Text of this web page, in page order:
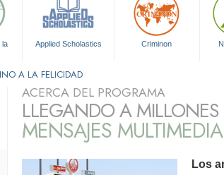
la
Applied Scholastics Criminon
A LA FELICIDAD
ACERCA DEL PROGRAMA
LLEGANDO A
MENSAJES MULTIMEDIA
Los